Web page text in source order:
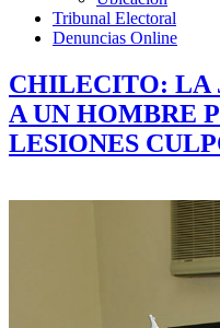
Tribunal Electoral
Denuncias Online
CHILECITO: LA
A UN HOMBRE
LESIONES